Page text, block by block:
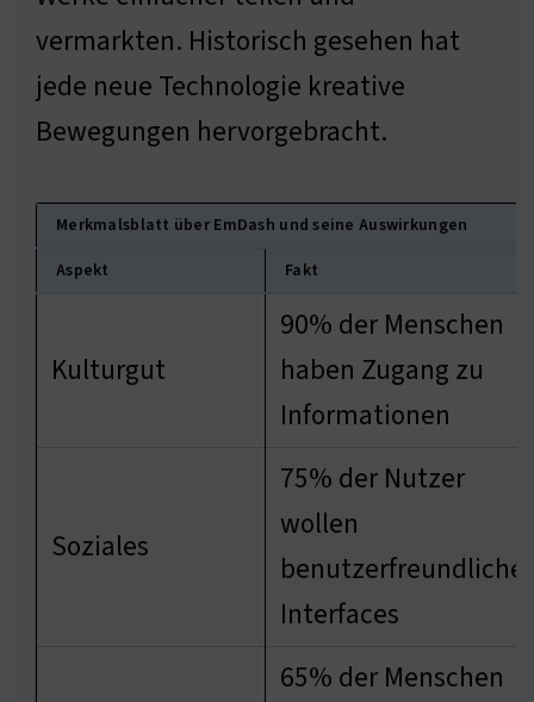
vermarkten. Historisch gesehen hat
jede neue Technologie kreative
Bewegungen hervorgebracht.
Merkmalsblatt über EmDash und seine Auswirkungen
Aspekt
Fakt
Kulturgut
90% der Menschen
haben Zugang zu
Informationen
Soziales
75% der Nutzer
wollen
benutzerfreundliche
Interfaces
65% der Menschen